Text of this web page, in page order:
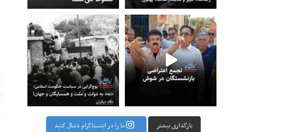
‏‏‏ ‏‏ ‏ پوچ‌گرایی در سیاست حکومت اسلامی؛ «نه» به
بارگذاری بیشتر ما را در اینستاگرام دنبال کنید